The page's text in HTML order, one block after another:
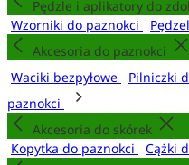
Pędzle i aplikatory do
Wzorniki do paznokci
Akcesoria do paznokci
Waciki bezpyłowe
Pilniczki
paznokci
Akcesoria do skórek
Kopytka do paznokci
Cążki